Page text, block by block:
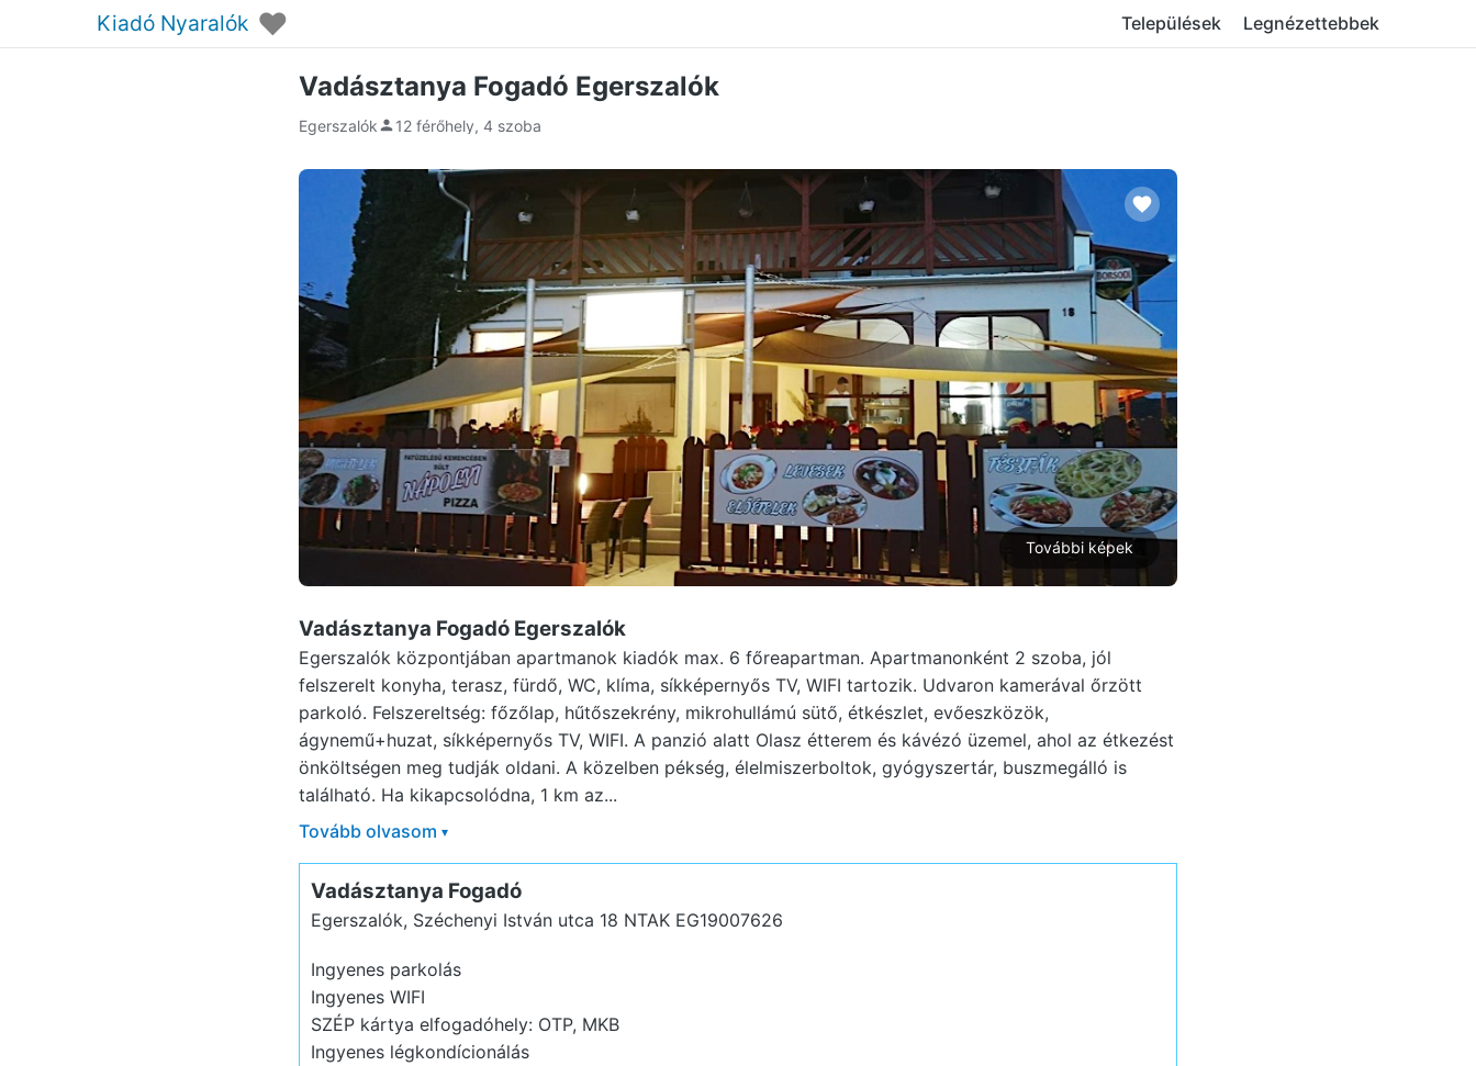
Kiadó Nyaralók ♥ Települések Legnézettebbek
Vadásztanya Fogadó Egerszalók
Egerszalók 12 férőhely, 4 szoba
További képek
Vadásztanya Fogadó Egerszalók
Egerszalók központjában apartmanok kiadók max. 6 főreapartman. Apartmanonként 2 szoba, jól
felszerelt konyha, terasz, fürdő, WC, klíma, síkképernyős TV, WIFI tartozik. Udvaron kamerával őrzött
parkoló. Felszereltség: főzőlap, hűtőszekrény, mikrohullámú sütő, étkészlet, evőeszközök,
ágynemű+huzat, síkképernyős TV, WIFI. A panzió alatt Olasz étterem és kávézó üzemel, ahol az étkezést
önköltségen meg tudják oldani. A közelben pékség, élelmiszerboltok, gyógyszertár, buszmegálló is
található. Ha kikapcsolódna, 1 km az...
Tovább olvasom ▾
Vadásztanya Fogadó
Egerszalók, Széchenyi István utca 18 NTAK EG19007626
Ingyenes parkolás
Ingyenes WIFI
SZÉP kártya elfogadóhely: OTP, MKB
Ingyenes légkondícionálás